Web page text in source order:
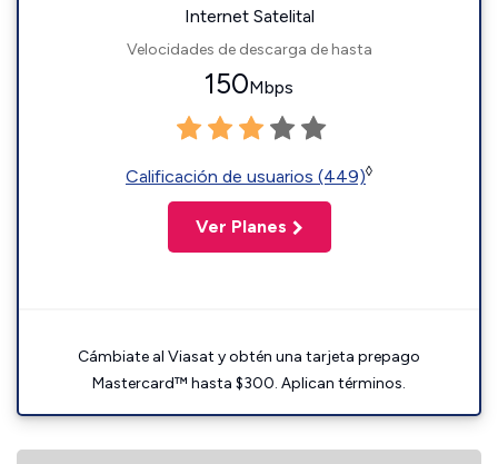
Internet Satelital
Velocidades de descarga de hasta
150Mbps
Calificación de usuarios (449)◊
Ver Planes
Cámbiate al Viasat y obtén una tarjeta prepago
Mastercard™ hasta $300. Aplican términos.